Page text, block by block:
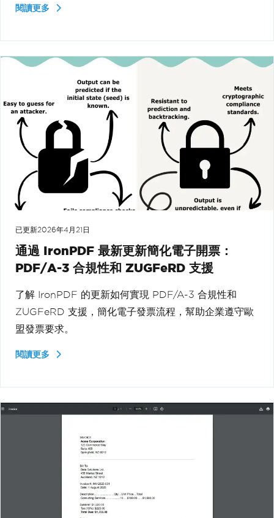
閱讀更多
已更新2026年4月21日
通過 IronPDF 最新更新簡化電子開票：
PDF/A-3 合規性和 ZUGFeRD 支援
了解 IronPDF 的更新如何實現 PDF/A-3 合規性和
ZUGFeRD 支援，簡化電子發票流程，幫助企業遵守歐
盟發票要求。
閱讀更多